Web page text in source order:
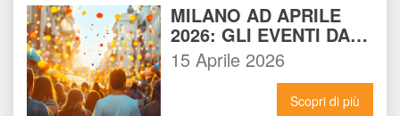
MILANO AD APRILE
2026: GLI EVENTI DA
NON PERDERE E
COME VIVERLI AL
15 Aprile 2026
Scopri di più